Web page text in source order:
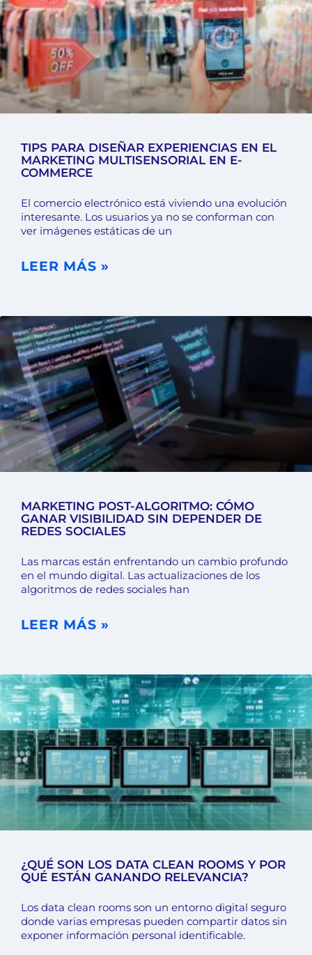
TIPS PARA DISEÑAR EXPERIENCIAS EN EL
MARKETING MULTISENSORIAL EN E-
COMMERCE
El comercio electrónico está viviendo una evolución
interesante. Los usuarios ya no se conforman con
ver imágenes estáticas de un
LEER MÁS »
MARKETING POST-ALGORITMO: CÓMO
GANAR VISIBILIDAD SIN DEPENDER DE
REDES SOCIALES
Las marcas están enfrentando un cambio profundo
en el mundo digital. Las actualizaciones de los
algoritmos de redes sociales han
LEER MÁS »
¿QUÉ SON LOS DATA CLEAN ROOMS Y POR
QUÉ ESTÁN GANANDO RELEVANCIA?
Los data clean rooms son un entorno digital seguro
donde varias empresas pueden compartir datos sin
exponer información personal identificable.